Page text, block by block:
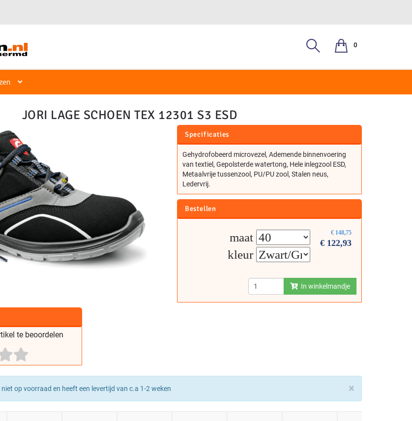
0
Hoog & Laag Veiligheidsschoenen Laag S1, S2, S3
JORI LAGE SCHOEN TEX 12301 S3 ESD
Specificaties
Gehydrofobeerd microvezel, Ademende binnenvoering
van textiel, Gepolsterde watertong, Hele inlegzool ESD,
Metaalvrije tussenzool, PU/PU zool, Stalen neus,
Ledervrij.
Bestellen
€ 148,75
€ 122,93
maat
kleur
In winkelmandje
te beoordelen
×
niet op voorraad en heeft een levertijd van c.a 1-2 weken